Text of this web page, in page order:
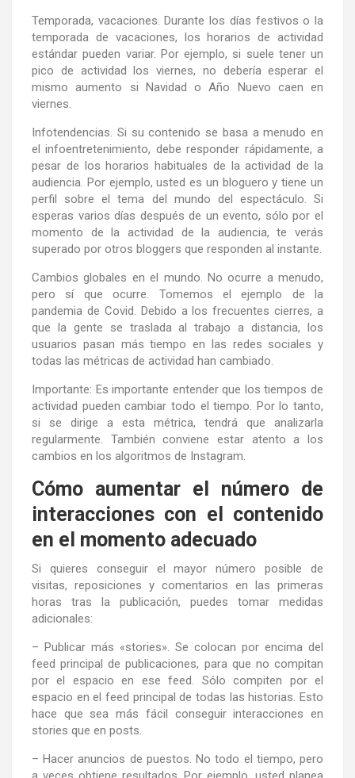
Temporada, vacaciones. Durante los días festivos o la
temporada de vacaciones, los horarios de actividad
estándar pueden variar. Por ejemplo, si suele tener un
pico de actividad los viernes, no debería esperar el
mismo aumento si Navidad o Año Nuevo caen en
viernes.
Infotendencias. Si su contenido se basa a menudo en
el infoentretenimiento, debe responder rápidamente, a
pesar de los horarios habituales de la actividad de la
audiencia. Por ejemplo, usted es un bloguero y tiene un
perfil sobre el tema del mundo del espectáculo. Si
esperas varios días después de un evento, sólo por el
momento de la actividad de la audiencia, te verás
superado por otros bloggers que responden al instante.
Cambios globales en el mundo. No ocurre a menudo,
pero sí que ocurre. Tomemos el ejemplo de la
pandemia de Covid. Debido a los frecuentes cierres, a
que la gente se traslada al trabajo a distancia, los
usuarios pasan más tiempo en las redes sociales y
todas las métricas de actividad han cambiado.
Importante: Es importante entender que los tiempos de
actividad pueden cambiar todo el tiempo. Por lo tanto,
si se dirige a esta métrica, tendrá que analizarla
regularmente. También conviene estar atento a los
cambios en los algoritmos de Instagram.
Cómo aumentar el número de
interacciones con el contenido
en el momento adecuado
Si quieres conseguir el mayor número posible de
visitas, reposiciones y comentarios en las primeras
horas tras la publicación, puedes tomar medidas
adicionales:
– Publicar más «stories». Se colocan por encima del
feed principal de publicaciones, para que no compitan
por el espacio en ese feed. Sólo compiten por el
espacio en el feed principal de todas las historias. Esto
hace que sea más fácil conseguir interacciones en
stories que en posts.
– Hacer anuncios de puestos. No todo el tiempo, pero